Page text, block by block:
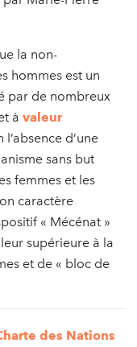
la non-
hommes est un
par de nombreux
à valeur
d’une
sans but
femmes et les
caractère
« Mécénat »
supérieure à la
et de « bloc de
des Nations